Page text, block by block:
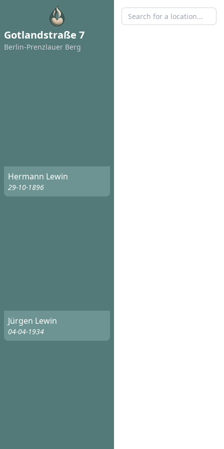
Gotlandstraße 7
Berlin-Prenzlauer Berg
Hermann Lewin
29-10-1896
Jürgen Lewin
04-04-1934